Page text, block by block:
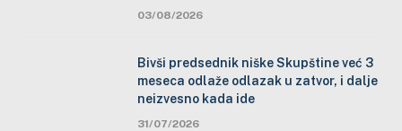
03/08/2026
Bivši predsednik niške Skupštine već 3
meseca odlaže odlazak u zatvor, i dalje
neizvesno kada ide
31/07/2026